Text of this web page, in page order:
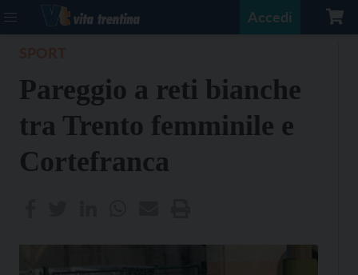
Accedi
Pareggio a reti bianche
tra Trento femminile e
Cortefranca